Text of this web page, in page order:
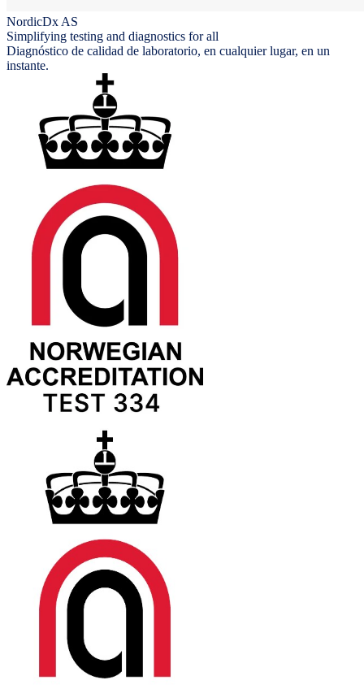
NordicDx AS
Simplifying testing and diagnostics for all
Diagnóstico de calidad de laboratorio, en cualquier lugar, en un
instante.